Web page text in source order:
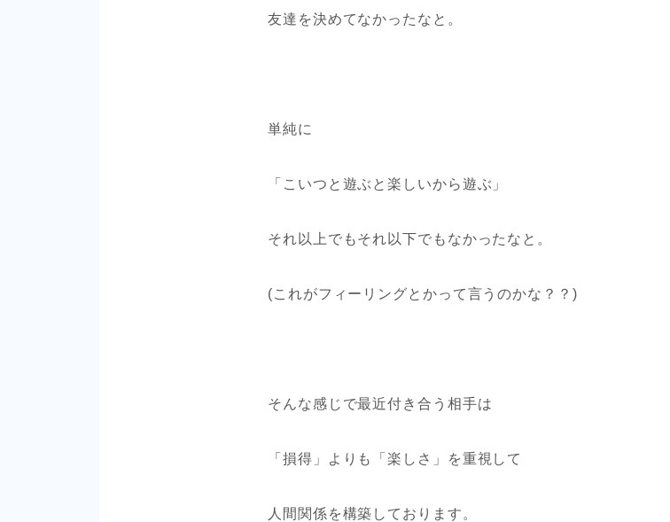
友達を決めてなかったなと。
単純に
「こいつと遊ぶと楽しいから遊ぶ」
それ以上でもそれ以下でもなかったなと。
(これがフィーリングとかって言うのかな？？)
そんな感じで最近付き合う相手は
「損得」よりも「楽しさ」を重視して
人間関係を構築しております。